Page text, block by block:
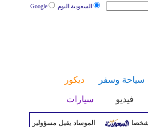
السعودية اليوم Google
سياحة وسفر
ديكور
فيديو سيارات
الموساد يقيل مسؤولين بارزين بعد تعثر